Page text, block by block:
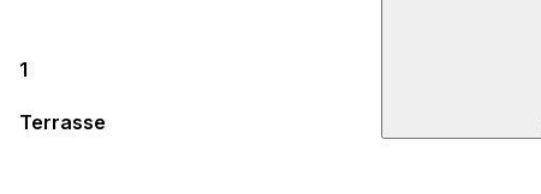
1
Terrasse